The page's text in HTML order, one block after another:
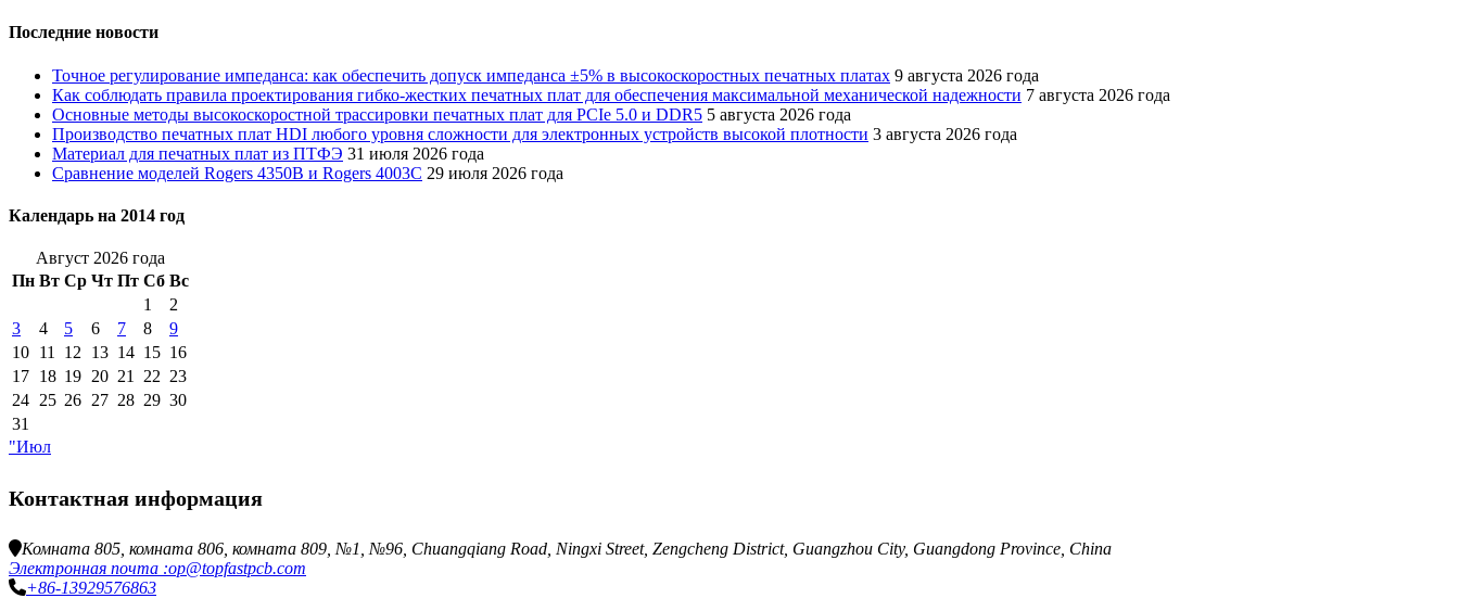
Последние новости
Точное регулирование импеданса: как обеспечить допуск импеданса ±5% в высокоскоростных печатных платах 9 августа 2026 года
Как соблюдать правила проектирования гибко-жестких печатных плат для обеспечения максимальной механической надежности 7 августа 2026 года
Основные методы высокоскоростной трассировки печатных плат для PCIe 5.0 и DDR5 5 августа 2026 года
Производство печатных плат HDI любого уровня сложности для электронных устройств высокой плотности 3 августа 2026 года
Материал для печатных плат из ПТФЭ 31 июля 2026 года
Сравнение моделей Rogers 4350B и Rogers 4003C 29 июля 2026 года
Календарь на 2014 год
Август 2026 года
Пн Вт Ср Чт Пт Сб Вс
1
2
3
4 5 6 7 8
9
10 11 12 13 14 15 16
17 18 19 20 21 22 23
24 25 26 27 28 29 30
31
"Июл
Контактная информация
Комната 805, комната 806, комната 809, №1, №96, Chuangqiang Road, Ningxi Street, Zengcheng District, Guangzhou City, Guangdong Province, China
Электронная почта :op@topfastpcb.com
+86-13929576863